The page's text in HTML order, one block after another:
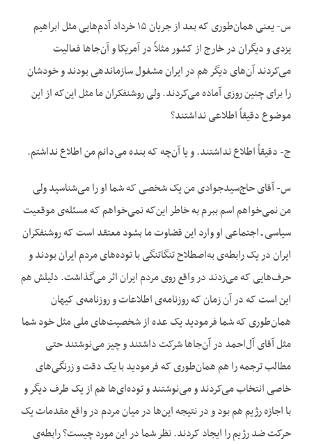
س- یعنی همان‌طوری که بعد از جریان ۱۵ خرداد آدم‌هایی مثل ابراهیم
یزدی و دیگران در خارج از کشور مثلاً در آمریکا و آن‌جا‌ها فعالیت
می‌کردند آن‌های دیگر هم در ایران مشغول سازماندهی بودند و خودشان
را برای چنین روزی آماده می‌کردند. ولی روشنفکران ما مثل این‌که از این
موضوع دقیقاً اطلاعی نداشتند؟
ج- دقیقاً اطلاع نداشتند. و یا آن‌چه که بنده می‌دانم من اطلاع نداشتم.
س- آقای حاج‌سیدجوادی من یک شخصی که شما او را می‌شناسید ولی
من نمی‌خواهم اسم ببرم به خاطر این‌که نمی‌خواهم که مسئله‌ی موقعیت
سیاسی ـ اجتماعی او وارد این قضاوت ما بشود معتقد است که روشنفکران
ایران در یک رابطه‌ی به‌اصطلاح تنگاتنگی با توده‌های مردم ایران بودند و
حرف‌هایی که می‌زدند در واقع روی مردم ایران اثر می‌گذاشت. دلیلش هم
این است که در آن زمان که روزنامه‌ی اطلاعات و روزنامه‌ی کیهان
همان‌طوری که شما فرمودید یک عده از شخصیت‌های ملی مثل خود شما
مثل آقای آل‌احمد در آن‌جا‌ها شرکت داشتند و چیز می‌نوشتند حتی
مطالب ترجمه را هم همان‌طوری که فرمودید با یک دقت و زرنگی‌های
خاصی انتخاب می‌کردند و می‌نوشتند و توده‌ای‌ها هم از یک طرف دیگر و
با اجازه رژیم هم بود و در نتیجه این‌ها در میان مردم در واقع مقدمات یک
حرکت ضد رژیم را ایجاد کردند. نظر شما در این مورد چیست؟ رابطه‌ی